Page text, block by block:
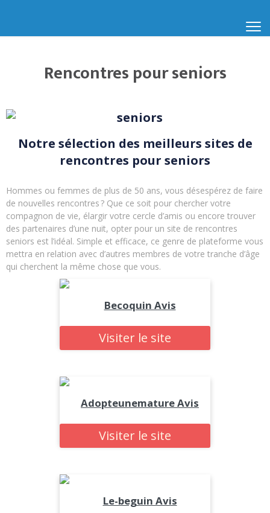
Rencontres pour seniors
Notre sélection des meilleurs sites de
rencontres pour seniors
Hommes ou femmes de plus de 50 ans, vous désespérez de faire
de nouvelles rencontres ? Que ce soit pour chercher votre
compagnon de vie, élargir votre cercle d’amis ou encore trouver
des partenaires d’une nuit, opter pour un site de rencontres
seniors est l’idéal. Simple et efficace, ce genre de plateforme vous
mettra en relation avec d’autres membres de votre tranche d’âge
qui cherchent la même chose que vous.
Becoquin Avis
Visiter le site
Adopteunemature Avis
Visiter le site
Le-beguin Avis